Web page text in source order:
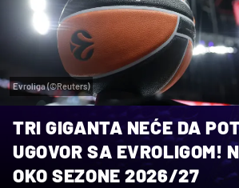
Evroliga (©Reuters)
TRI GIGANTA NEĆE DA
UGOVOR SA EVROLIGOM!
OKO SEZONE 2026/27